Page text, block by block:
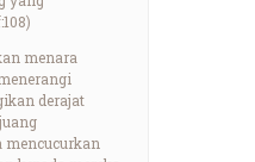
menara
derajat
mencucurkan